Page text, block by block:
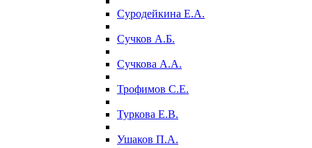
Суродейкина Е.А.
Сучков А.Б.
Сучкова А.А.
Трофимов С.Е.
Туркова Е.В.
Ушаков П.А.